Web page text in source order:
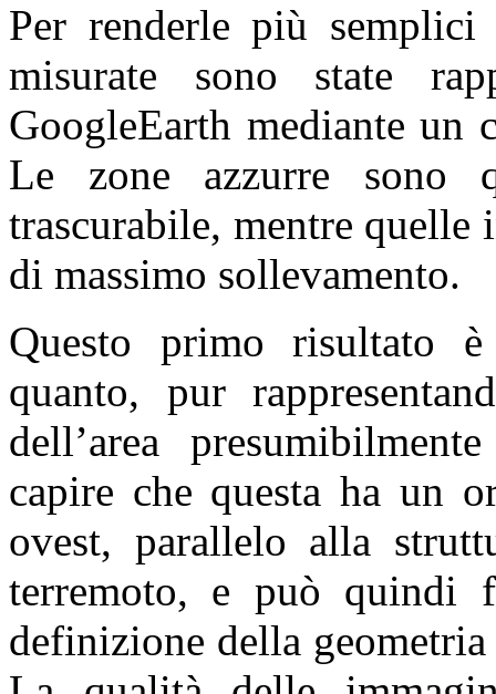
Per renderle più
misurate sono state
GoogleEarth mediante
Le zone azzurre sono
trascurabile, mentre
di massimo sollevamento.
Questo primo risultato è
quanto, pur
dell’area
capire che questa ha un
ovest, parallelo alla
terremoto, e può quindi
definizione della